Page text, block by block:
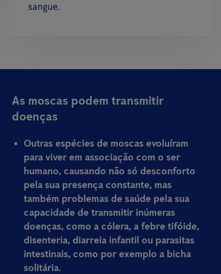
sangue.
As moscas podem transmitir
doenças
Outras espécies de moscas evoluíram
para viver em associação com o ser
humano, causando não só desconforto
pela sua presença constante, mas
também problemas de saúde pela sua
capacidade de transmitir inúmeras
doenças, como a cólera, a febre tifóide,
disenteria, diarreia infantil ou parasitas
intestinais, como por exemplo a bicha
solitária.